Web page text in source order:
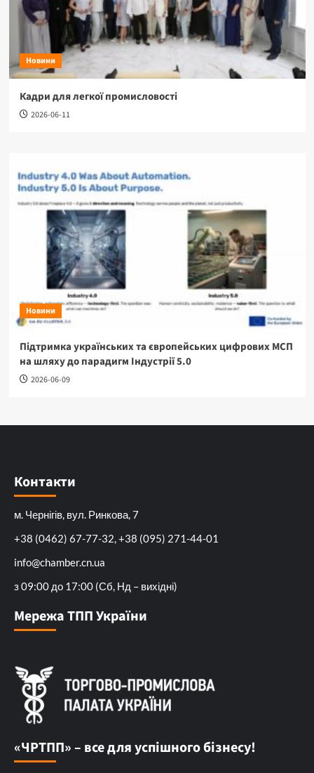
Новини
Кадри для легкої промисловості
2026-06-11
Новини
Підтримка українських та європейських цифрових МСП
на шляху до парадигм Індустрії 5.0
2026-06-09
Контакти
м. Чернігів, вул. Ринкова, 7
+38 (0462) 67-77-32, +38 (095) 271-44-01
info@chamber.cn.ua
з 09:00 до 17:00 (Сб, Нд – вихідні)
Мережа ТПП України
«ЧРТПП» – все для успішного бізнесу!